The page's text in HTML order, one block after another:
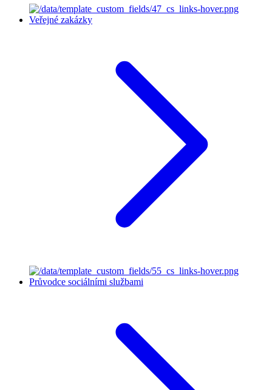
Veřejné zakázky
Průvodce sociálními službami